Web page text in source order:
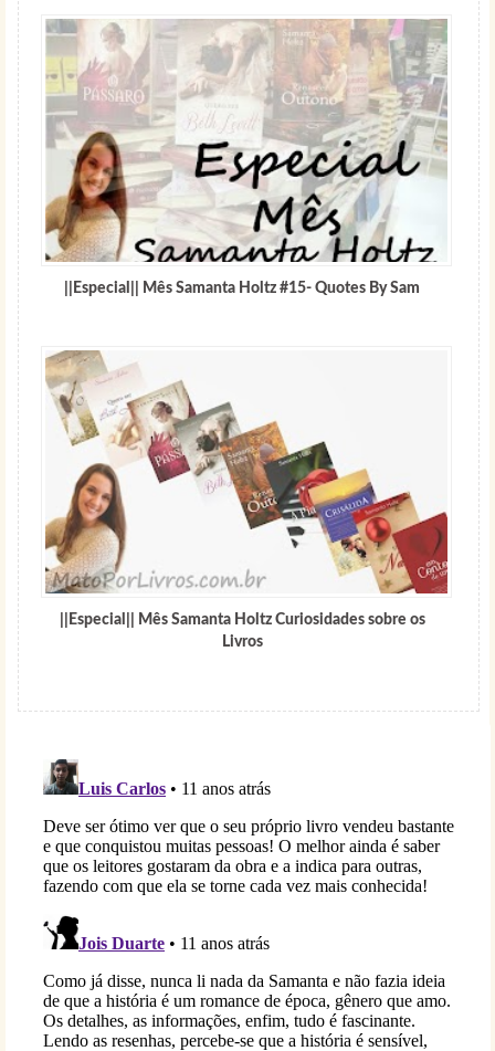
||Especial|| Mês Samanta Holtz #15- Quotes By Sam
||Especial|| Mês Samanta Holtz Curiosidades sobre os
Livros